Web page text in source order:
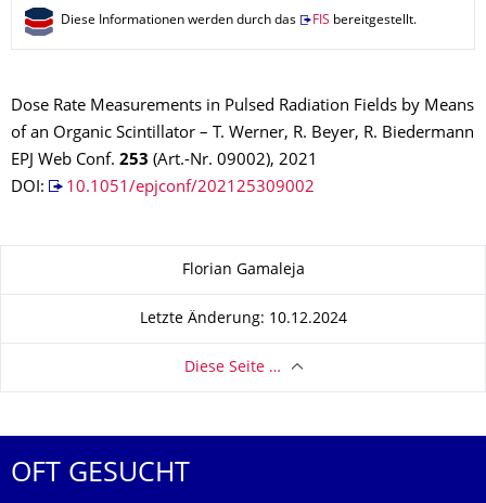
Diese Informationen werden durch das FIS bereitgestellt.
Dose Rate Measurements in Pulsed Radiation Fields by Means
of an Organic Scintillator – T. Werner, R. Beyer, R. Biedermann
EPJ Web Conf. 253 (Art.-Nr. 09002), 2021
DOI:
10.1051/epjconf/202125309002
Florian Gamaleja
Letzte Änderung: 10.12.2024
Diese Seite …
OFT GESUCHT